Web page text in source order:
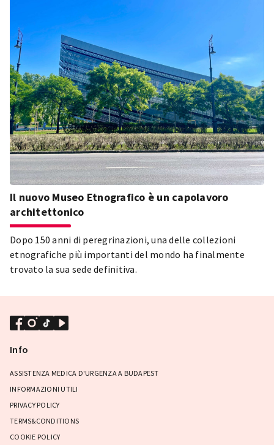
Il nuovo Museo Etnografico è un capolavoro
architettonico
Dopo 150 anni di peregrinazioni, una delle collezioni
etnografiche più importanti del mondo ha finalmente
trovato la sua sede definitiva.
Info
ASSISTENZA MEDICA D'URGENZA A BUDAPEST
INFORMAZIONI UTILI
PRIVACY POLICY
TERMS&CONDITIONS
COOKIE POLICY